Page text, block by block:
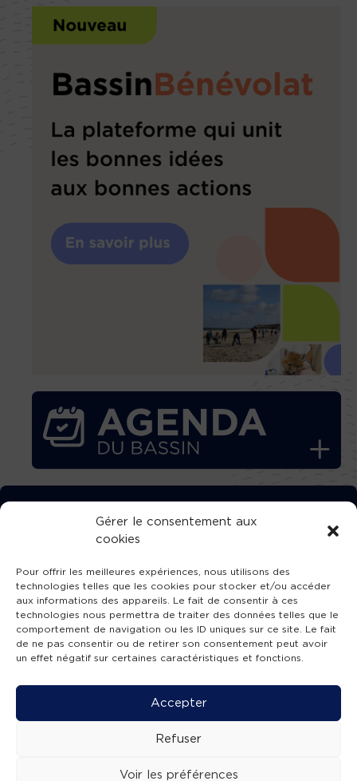
Gérer le consentement aux
cookies
Pour offrir les meilleures expériences, nous utilisons des
technologies telles que les cookies pour stocker et/ou accéder
aux informations des appareils. Le fait de consentir à ces
technologies nous permettra de traiter des données telles que le
comportement de navigation ou les ID uniques sur ce site. Le fait
de ne pas consentir ou de retirer son consentement peut avoir
un effet négatif sur certaines caractéristiques et fonctions.
Accepter
Refuser
Voir les préférences
TÉLÉCHARGEZ GRATUITEMENT
L’APPLICATION TVBA !
SUIVEZ-NOUS !
Mentions légales -Accessibilité